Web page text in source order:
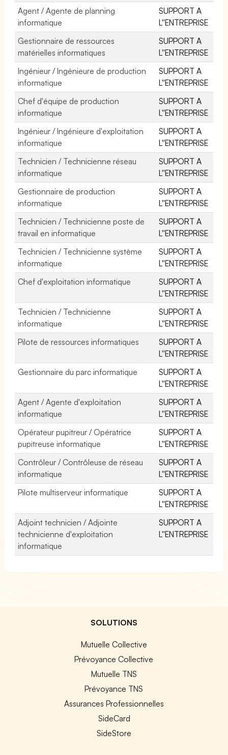
Agent / Agente de planning
informatique
SUPPORT A
L''ENTREPRISE
Gestionnaire de ressources
matérielles informatiques
SUPPORT A
L''ENTREPRISE
Ingénieur / Ingénieure de production
informatique
SUPPORT A
L''ENTREPRISE
Chef d'équipe de production
informatique
SUPPORT A
L''ENTREPRISE
Ingénieur / Ingénieure d'exploitation
informatique
SUPPORT A
L''ENTREPRISE
Technicien / Technicienne réseau
informatique
SUPPORT A
L''ENTREPRISE
Gestionnaire de production
informatique
SUPPORT A
L''ENTREPRISE
Technicien / Technicienne poste de
travail en informatique
SUPPORT A
L''ENTREPRISE
Technicien / Technicienne système
informatique
SUPPORT A
L''ENTREPRISE
Chef d'exploitation informatique
SUPPORT A
L''ENTREPRISE
Technicien / Technicienne
informatique
SUPPORT A
L''ENTREPRISE
Pilote de ressources informatiques
SUPPORT A
L''ENTREPRISE
Gestionnaire du parc informatique
SUPPORT A
L''ENTREPRISE
Agent / Agente d'exploitation
informatique
SUPPORT A
L''ENTREPRISE
Opérateur pupitreur / Opératrice
pupitreuse informatique
SUPPORT A
L''ENTREPRISE
Contrôleur / Contrôleuse de réseau
informatique
SUPPORT A
L''ENTREPRISE
Pilote multiserveur informatique
SUPPORT A
L''ENTREPRISE
Adjoint technicien / Adjointe
technicienne d'exploitation
informatique
SUPPORT A
L''ENTREPRISE
SOLUTIONS
Mutuelle Collective
Prévoyance Collective
Mutuelle TNS
Prévoyance TNS
Assurances Professionnelles
SideCard
SideStore